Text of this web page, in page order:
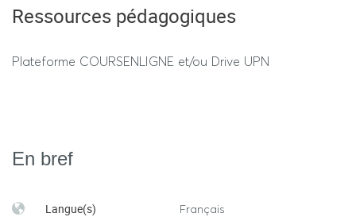
1h15 au total hors tiers temps (pratique + théorie)
du-débutant-au-débrouillé », 2016
l'analyse de la motricité en escalade" Revue EPS Nov-
Ressources pédagogiques
Plateforme COURSENLIGNE et/ou Drive UPN
En bref
Langue(s)
Français